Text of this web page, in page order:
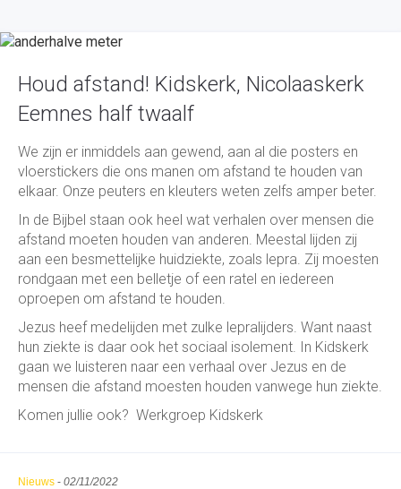
Houd afstand! Kidskerk, Nicolaaskerk
Eemnes half twaalf
We zijn er inmiddels aan gewend, aan al die posters en
vloerstickers die ons manen om afstand te houden van
elkaar. Onze peuters en kleuters weten zelfs amper beter.
In de Bijbel staan ook heel wat verhalen over mensen die
afstand moeten houden van anderen. Meestal lijden zij
aan een besmettelijke huidziekte, zoals lepra. Zij moesten
rondgaan met een belletje of een ratel en iedereen
oproepen om afstand te houden.
Jezus heef medelijden met zulke lepralijders. Want naast
hun ziekte is daar ook het sociaal isolement. In Kidskerk
gaan we luisteren naar een verhaal over Jezus en de
mensen die afstand moesten houden vanwege hun ziekte.
Komen jullie ook? Werkgroep Kidskerk
Nieuws - 02/11/2022